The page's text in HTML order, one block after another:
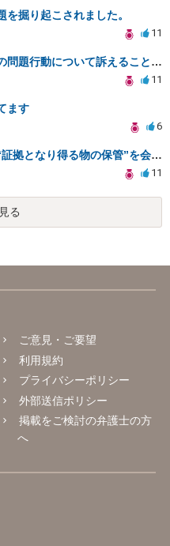
掘り起こされました。
11
バスケットボール部の顧問の問題行動について訴えることは可能でしょうか？
11
ます
6
訴訟するか未定の段階で、“証拠となり得る物の保管”を会社に応じてもらえる方法は在りますか?
11
る
ご意見・ご要望
利用規約
プライバシーポリシー
外部送信ポリシー
掲載をご検討の弁護士の方
へ